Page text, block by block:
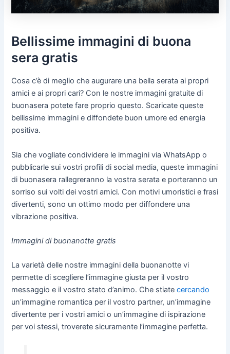
Bellissime immagini di buona
sera gratis
Cosa c’è di meglio che augurare una bella serata ai propri
amici e ai propri cari? Con le nostre immagini gratuite di
buonasera potete fare proprio questo. Scaricate queste
bellissime immagini e diffondete buon umore ed energia
positiva.
Sia che vogliate condividere le immagini via WhatsApp o
pubblicarle sui vostri profili di social media, queste immagini
di buonasera rallegreranno la vostra serata e porteranno un
sorriso sui volti dei vostri amici. Con motivi umoristici e frasi
divertenti, sono un ottimo modo per diffondere una
vibrazione positiva.
Immagini di buonanotte gratis
La varietà delle nostre immagini della buonanotte vi
permette di scegliere l’immagine giusta per il vostro
messaggio e il vostro stato d’animo. Che stiatecercando
un’immagine romantica per il vostro partner, un’immagine
divertente per i vostri amici o un’immagine di ispirazione
per voi stessi, troverete sicuramente l’immagine perfetta.